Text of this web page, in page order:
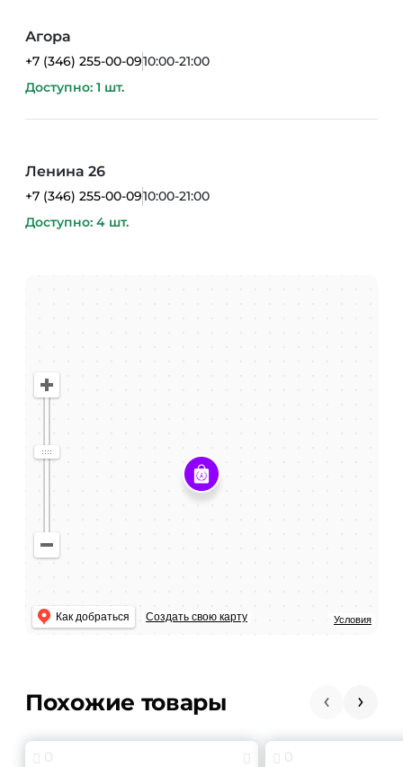
Агора
+7 (346) 255-00-0910:00-21:00
Доступно: 1 шт.
Ленина 26
+7 (346) 255-00-0910:00-21:00
Доступно: 4 шт.
Условия
Как добраться Создать свою карту
Похожие товары
0 0